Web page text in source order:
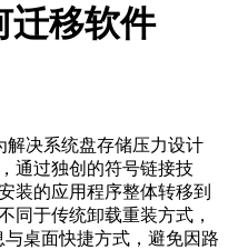
迁移软件
解决系统盘存储压力设计
通过独创的符号链接技
装的应用程序整体转移到
同于传统卸载重装方式，
桌面快捷方式，避免因路